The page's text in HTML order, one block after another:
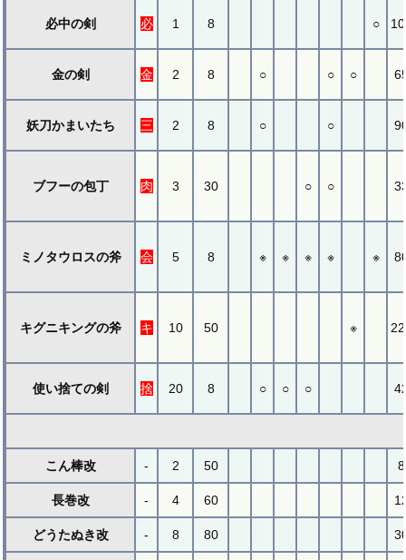
必中の剣 必 1 8 ○
金の剣 金 2 8 ○ ○ ○
妖刀かまいたち 三 2 8 ○ ○
ブフーの包丁 肉 3 30 ○ ○
ミノタウロスの斧 会 5 8 ※ ※ ※ ※ ※
キグニキングの斧 キ 10 50 ※
使い捨ての剣 捨 20 8 ○ ○ ○
こん棒改 - 2 50
長巻改 - 4 60
どうたぬき改 - 8 80